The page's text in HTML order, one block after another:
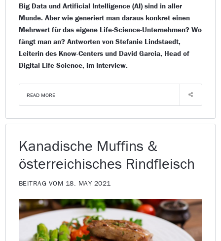
Big Data und Artificial Intelligence (AI) sind in aller
Munde. Aber wie generiert man daraus konkret einen
Mehrwert für das eigene Life-Science-Unternehmen? Wo
fängt man an? Antworten von Stefanie Lindstaedt,
Leiterin des Know-Centers und David Garcia, Head of
Digital Life Science, im Interview.
READ MORE
Kanadische Muffins &
österreichisches Rindfleisch
BEITRAG VOM 18. MAY 2021